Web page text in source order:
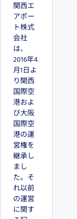
関西エ
アポー
ト株式
会社
は、
2016年4
月1日よ
り関西
国際空
港およ
び大阪
国際空
港の運
営権を
継承し
まし
た。そ
れ以前
の運営
に関す